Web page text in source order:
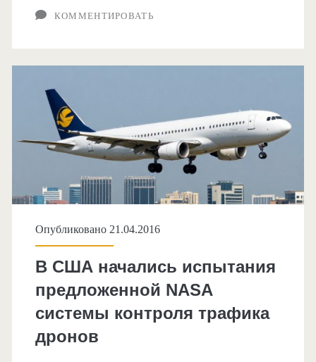
винтов
квадрокоптера
КОММЕНТИРОВАТЬ
Опубликовано 21.04.2016
В США начались испытания
предложенной NASA
системы контроля трафика
дронов